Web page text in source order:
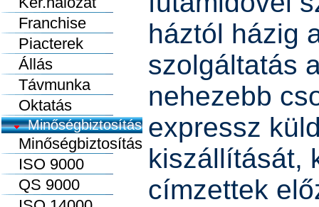
Franchise
Piacterek
Állás
Távmunka
Oktatás
Minőségbiztosítás
Minőségbiztosítás
ISO 9000
QS 9000
háztól házig
szolgáltatás
nehezebb
expressz
kiszállítását,
címzettek